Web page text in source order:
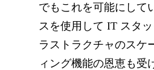
でもこれを可能にして
スを使用して IT スタ
ラストラクチャのスケ
ィング機能の恩恵も受